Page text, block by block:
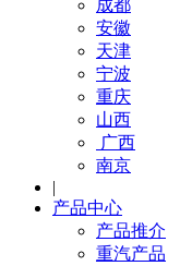
成都
安徽
天津
宁波
重庆
山西
广西
南京
|
产品中心
产品推介
重汽产品